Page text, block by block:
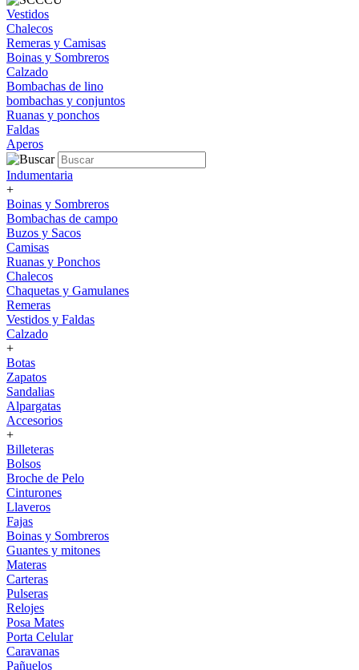
Vestidos
Chalecos
Remeras y Camisas
Boinas y Sombreros
Calzado
Bombachas de lino
bombachas y conjuntos
Ruanas y ponchos
Faldas
Aperos
Indumentaria
+
Boinas y Sombreros
Bombachas de campo
Buzos y Sacos
Camisas
Ruanas y Ponchos
Chalecos
Chaquetas y Gamulanes
Remeras
Vestidos y Faldas
Calzado
+
Botas
Zapatos
Sandalias
Alpargatas
Accesorios
+
Billeteras
Bolsos
Broche de Pelo
Cinturones
Llaveros
Fajas
Boinas y Sombreros
Guantes y mitones
Materas
Carteras
Pulseras
Relojes
Posa Mates
Porta Celular
Caravanas
Pañuelos